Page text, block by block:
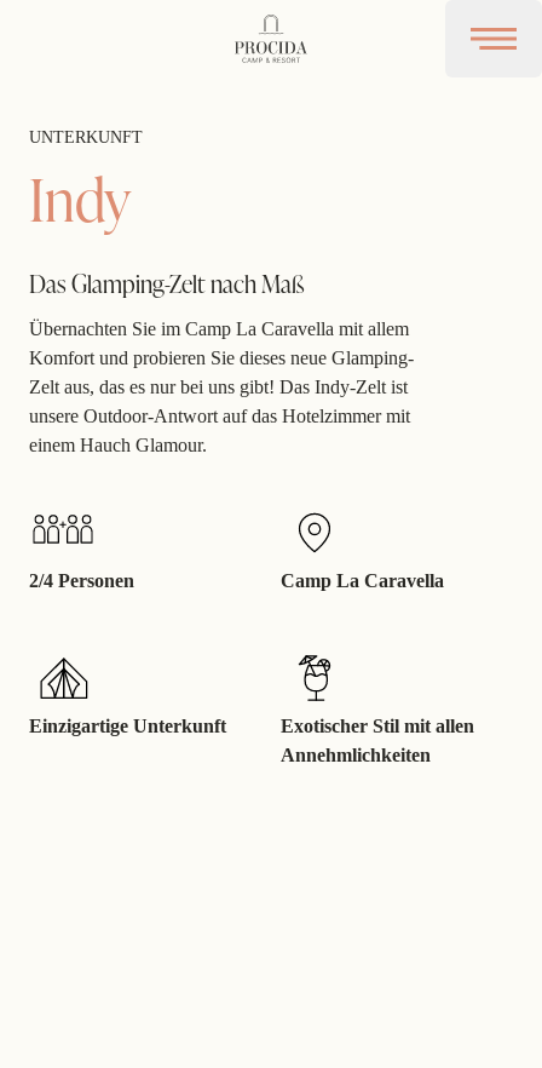
Open
UNTERKUNFT
Indy
Das Glamping-Zelt nach Maß
Übernachten Sie im Camp La Caravella mit allem
Komfort und probieren Sie dieses neue Glamping-
Zelt aus, das es nur bei uns gibt! Das Indy-Zelt ist
unsere Outdoor-Antwort auf das Hotelzimmer mit
einem Hauch Glamour.
2/4 Personen Camp La Caravella
Einzigartige Unterkunft
Exotischer Stil mit allen
Annehmlichkeiten